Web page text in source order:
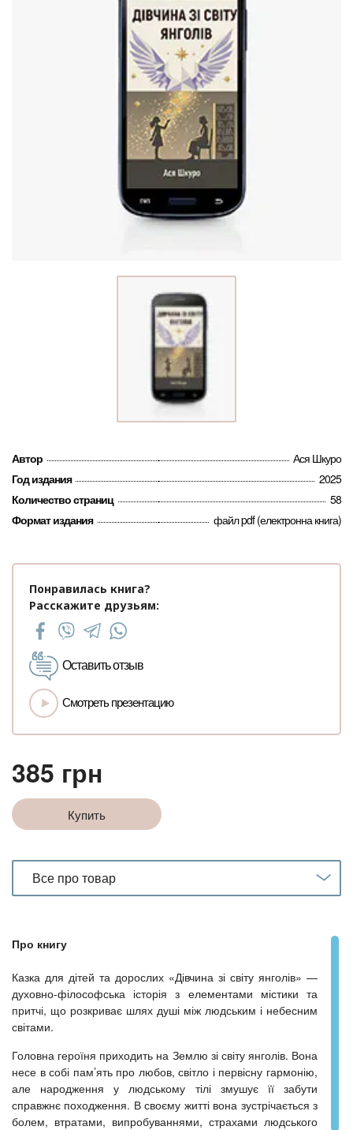
Автор
Ася Шкуро
Год издания
2025
Количество страниц
58
Формат издания
файл pdf (електронна книга)
Понравилась книга?
Расскажите друзьям:
Оставить отзыв
Смотреть презентацию
385 грн
Купить
Все про товар
Про книгу
Казка для дітей та дорослих «Дівчина зі світу янголів» —
духовно-філософська історія з елементами містики та
притчі, що розкриває шлях душі між людським і небесним
світами.
Головна героїня приходить на Землю зі світу янголів. Вона
несе в собі пам’ять про любов, світло і первісну гармонію,
але народження у людському тілі змушує її забути
справжнє походження. В своєму житті вона зустрічається з
болем, втратами, випробуваннями, страхами людського